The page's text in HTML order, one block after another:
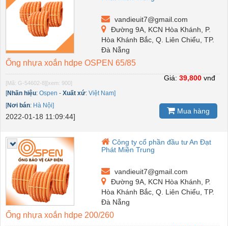
vandieuit7@gmail.com
Đường 9A, KCN Hòa Khánh, P.
Hòa Khánh Bắc, Q. Liên Chiểu, TP.
Đà Nẵng
Ống nhựa xoắn hdpe OSPEN 65/85
[Mã: G-54602-8][xem: 900]
[Nhãn hiệu: Ospen - Xuất xứ: Việt Nam]
[Nơi bán: Hà Nội]
2022-01-18 11:09:44]
Giá: 39,800 vnđ
Mua hàng
Công ty cổ phần đầu tư An Đạt
Phát Miền Trung
vandieuit7@gmail.com
Đường 9A, KCN Hòa Khánh, P.
Hòa Khánh Bắc, Q. Liên Chiểu, TP.
Đà Nẵng
Ống nhựa xoắn hdpe 200/260